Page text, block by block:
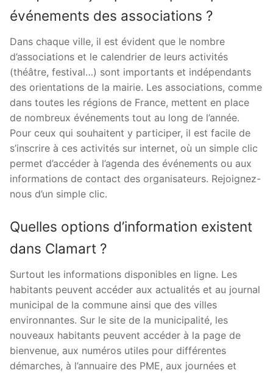
événements des associations ?
Dans chaque ville, il est évident que le nombre
d’associations et le calendrier de leurs activités
(théâtre, festival…) sont importants et indépendants
des orientations de la mairie. Les associations, comme
dans toutes les régions de France, mettent en place
de nombreux événements tout au long de l’année.
Pour ceux qui souhaitent y participer, il est facile de
s’inscrire à ces activités sur internet, où un simple clic
permet d’accéder à l’agenda des événements ou aux
informations de contact des organisateurs. Rejoignez-
nous d’un simple clic.
Quelles options d’information existent
dans Clamart ?
Surtout les informations disponibles en ligne. Les
habitants peuvent accéder aux actualités et au journal
municipal de la commune ainsi que des villes
environnantes. Sur le site de la municipalité, les
nouveaux habitants peuvent accéder à la page de
bienvenue, aux numéros utiles pour différentes
démarches, à l’annuaire des PME, aux journées et